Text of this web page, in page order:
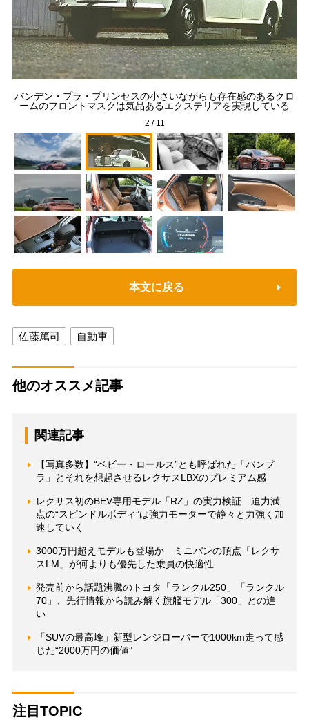
バンデン・プラ・プリンセスの小さいながらも存在感のあるクロ
ームのフロントマスクは気品あるエクステリアを実現している
2 / 11
本文に戻る
佐藤篤司 自動車
他のオススメ記事
関連記事
【写真多数】“ベビー・ロールス”とも呼ばれた「バンプ
ラ」とそれを想起させるレクサスLBXのプレミアム感
レクサス初のBEV専用モデル「RZ」の実力検証 迫力満
点の“スピンドルボディ”は強力モーターで静々と力強く加
速していく
3000万円超えモデルも登場か ミニバンの頂点「レクサ
スLM」が何よりも優先した乗員の快適性
発売前から話題沸騰のトヨタ「ランクル250」「ランクル
70」、先行情報から読み解く旗艦モデル「300」との違
い
「SUVの最高峰」新型レンジローバーで1000km走って感
じた“2000万円の価値”
注目TOPIC